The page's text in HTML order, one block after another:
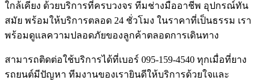
ใกล้เคียง ด้วยบริการที่ครบวงจร ทีมช่างมืออาชีพ อุปกรณ์ทัน
สมัย พร้อมให้บริการตลอด 24 ชั่วโมง ในราคาที่เป็นธรรม เรา
พร้อมดูแลความปลอดภัยของลูกค้าตลอดการเดินทาง
สามารถติดต่อใช้บริการได้ที่เบอร์ 095-159-4540 ทุกเมื่อที่ยาง
รถยนต์มีปัญหา ทีมงานของเรายินดีให้บริการด้วยใจและ